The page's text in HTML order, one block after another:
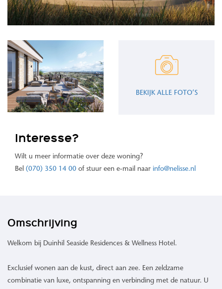
BEKIJK ALLE FOTO’S
Interesse?
Wilt u meer informatie over deze woning?
Bel (070) 350 14 00 of stuur een e-mail naar info@nelisse.nl
Omschrijving
Welkom bij Duinhil Seaside Residences & Wellness Hotel.
Exclusief wonen aan de kust, direct aan zee. Een zeldzame
combinatie van luxe, ontspanning en verbinding met de natuur. U